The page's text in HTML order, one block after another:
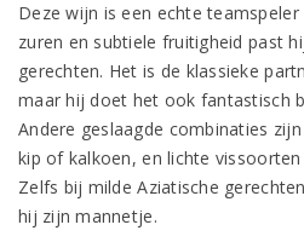
Deze wijn is een echte
zuren en subtiele fruitigheid past
gerechten. Het is de klassieke
maar hij doet het ook fantastisch
Andere geslaagde combinaties
kip of kalkoen, en lichte
Zelfs bij milde Aziatische
hij zijn mannetje.